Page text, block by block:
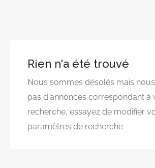
Rien n'a été trouvé
Nous sommes désolés mais
pas d'annonces correspondant à
recherche, essayez de modifier
paramètres de recherche